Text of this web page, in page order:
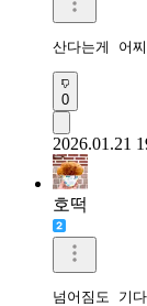
산다는게 어
0
2026.01.21
호떡
넘어짐도 기